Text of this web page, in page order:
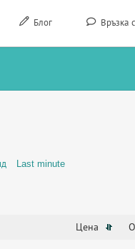
Блог Връзка
Last minute
Цена